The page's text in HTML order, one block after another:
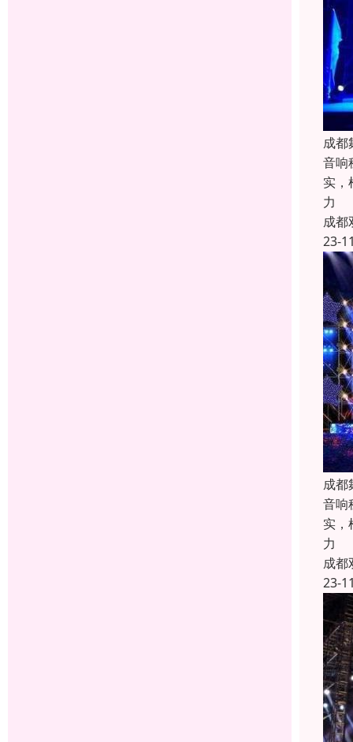
成都
音响
实，
力
成都
23-
成都
音响
实，
力
成都
23-